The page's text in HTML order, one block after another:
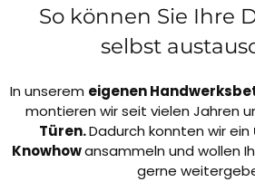
So können Sie Ihre
selbst
In unserem eigenen
montieren wir seit vielen Jahren
Türen.Dadurch konnten wir ein
Knowhowansammeln und wollen
gerne